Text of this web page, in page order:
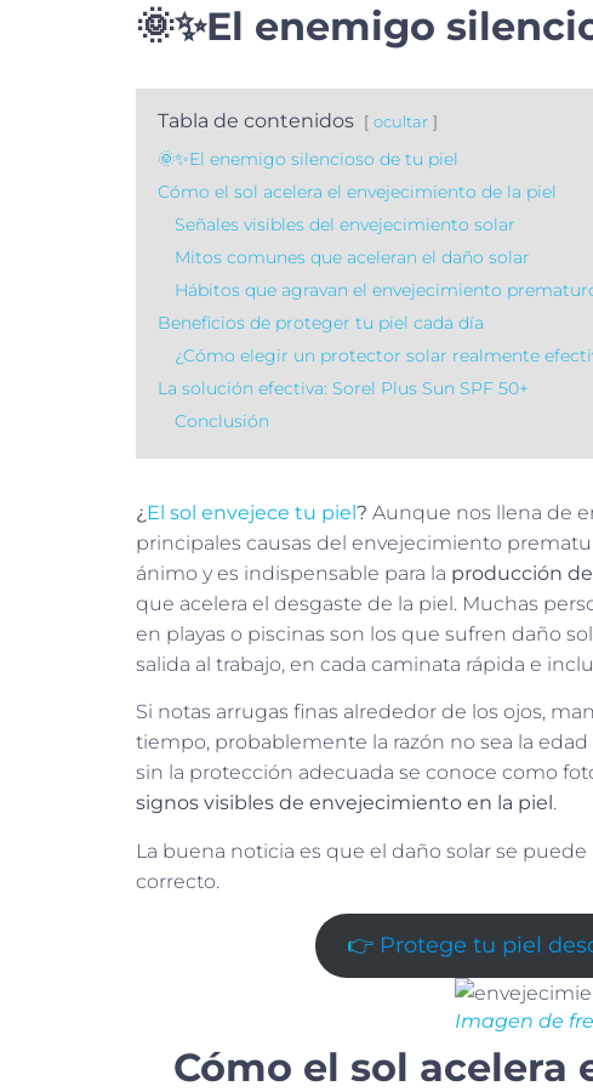
🌞✨El enemigo
Tabla de contenidos ocultar
🌞✨El enemigo silencioso de tu piel
Cómo el sol acelera el envejecimiento de la piel
Señales visibles del envejecimiento solar
Mitos comunes que aceleran el daño solar
Hábitos que agravan el envejecimiento
Beneficios de proteger tu piel cada día
¿Cómo elegir un protector solar realmente
La solución efectiva: Sorel Plus Sun SPF 50+
Conclusión
¿ El sol envejece tu piel? Aunque nos llena de
principales causas del envejecimiento
ánimo y es indispensable para la producción
que acelera el desgaste de la piel. Muchas
en playas o piscinas son los que sufren daño
salida al trabajo, en cada caminata rápida e
Si notas arrugas finas alrededor de los ojos,
tiempo, probablemente la razón no sea la
sin la protección adecuada se conoce como
signos visibles de envejecimiento en la piel .
La buena noticia es que el daño solar se
correcto.
👉 Protege tu piel
Imagen de
Cómo el sol